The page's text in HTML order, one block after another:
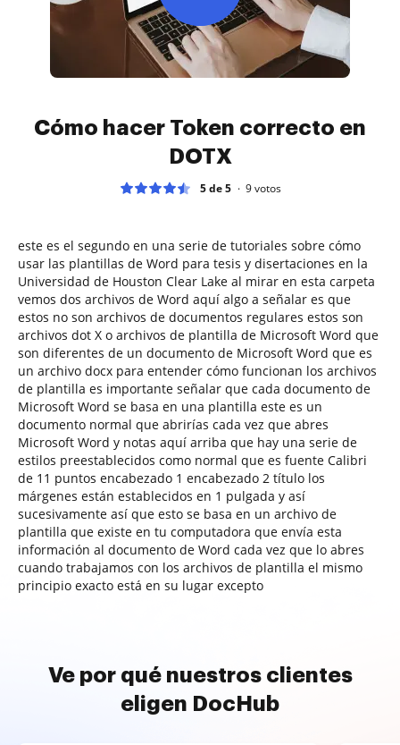
Cómo hacer Token correcto en
DOTX
5 de 5 9votos
este es el segundo en una serie de tutoriales sobre cómo
usar las plantillas de Word para tesis y disertaciones en la
Universidad de Houston Clear Lake al mirar en esta carpeta
vemos dos archivos de Word aquí algo a señalar es que
estos no son archivos de documentos regulares estos son
archivos dot X o archivos de plantilla de Microsoft Word que
son diferentes de un documento de Microsoft Word que es
un archivo docx para entender cómo funcionan los archivos
de plantilla es importante señalar que cada documento de
Microsoft Word se basa en una plantilla este es un
documento normal que abrirías cada vez que abres
Microsoft Word y notas aquí arriba que hay una serie de
estilos preestablecidos como normal que es fuente Calibri
de 11 puntos encabezado 1 encabezado 2 título los
márgenes están establecidos en 1 pulgada y así
sucesivamente así que esto se basa en un archivo de
plantilla que existe en tu computadora que envía esta
información al documento de Word cada vez que lo abres
cuando trabajamos con los archivos de plantilla el mismo
principio exacto está en su lugar excepto
Ve por qué nuestros clientes
eligen DocHub